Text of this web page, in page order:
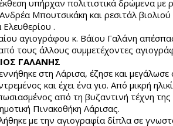
υπήρχαν πολιτιστικά δρώμενα με
Μπουτσικάκη και ρεσιτάλ
.
αγιογράφου κ. Βάϊου Γαλάνη
τους άλλους συμμετέχοντες
ΓΑΛΑΝΗΣ
στη Λάρισα, έζησε και μεγάλωσε
και έχει ένα γιο. Από μικρή
από τη βυζαντινή τέχνη
Πινακοθήκη Λάρισας.
με την αγιογραφία δίπλα σε